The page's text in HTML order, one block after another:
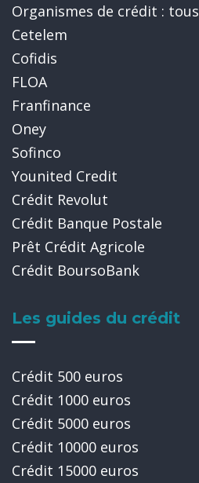
Organismes de crédit : tous
Cetelem
Cofidis
FLOA
Franfinance
Oney
Sofinco
Younited Credit
Crédit Revolut
Crédit Banque Postale
Prêt Crédit Agricole
Crédit BoursoBank
Les guides du crédit
Crédit 500 euros
Crédit 1000 euros
Crédit 5000 euros
Crédit 10000 euros
Crédit 15000 euros